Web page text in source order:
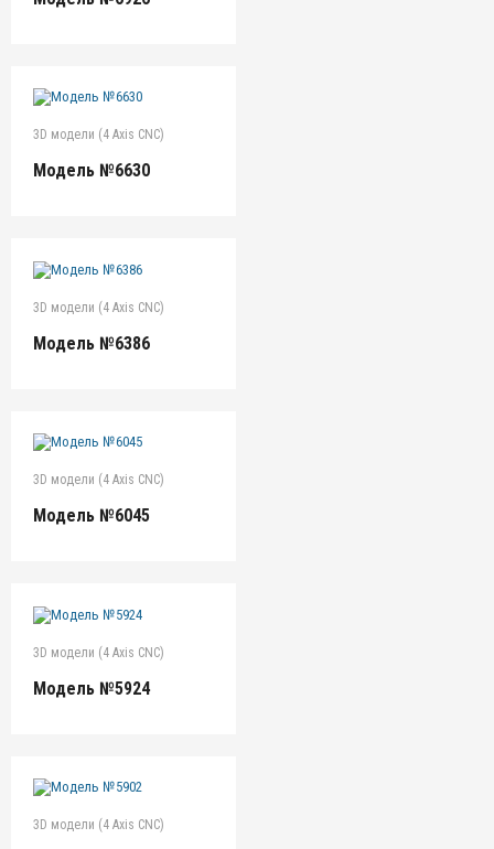
3D модели (4 Axis CNC)
Модель №6630
3D модели (4 Axis CNC)
Модель №6386
3D модели (4 Axis CNC)
Модель №6045
3D модели (4 Axis CNC)
Модель №5924
3D модели (4 Axis CNC)